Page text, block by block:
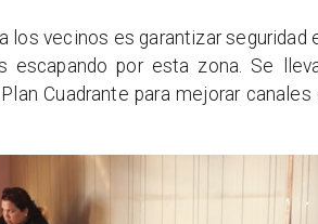
los vecinos es garantizar seguridad
escapando por esta zona. Se
Cuadrante para mejorar